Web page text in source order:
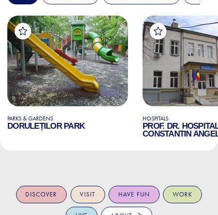
PARKS & GARDENS
DORULEȚILOR PARK
HOSPITALS
PROF. DR.
CONSTANTIN
DISCOVER VISIT HAVE FUN WORK